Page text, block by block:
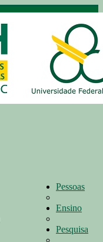
Pessoas
Ensino
Pesquisa